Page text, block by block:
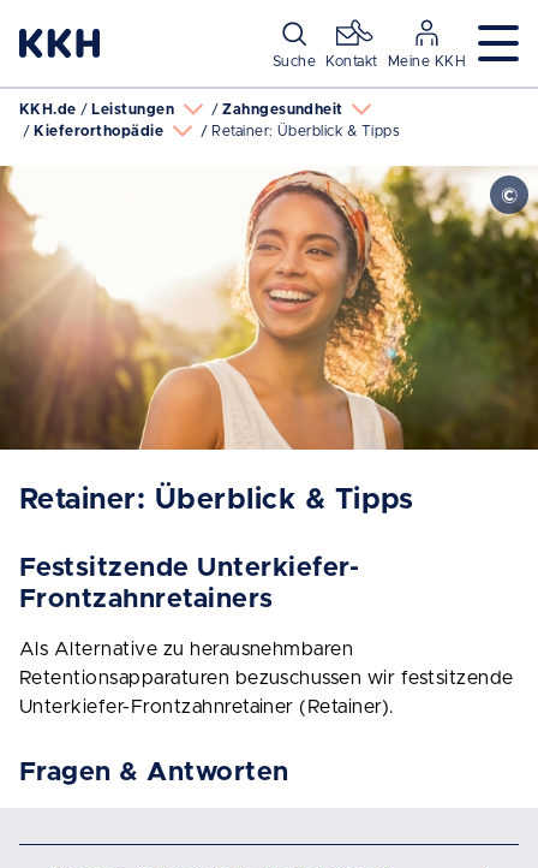
Suche Kontakt Meine KKH
KKH.de Leistungen
Zahngesundheit
Kieferorthopädie
Retainer: Überblick & Tipps
Retainer: Überblick & Tipps
Festsitzende Unterkiefer-
Frontzahnretainers
Als Alternative zu herausnehmbaren
Retentionsapparaturen bezuschussen wir festsitzende
Unterkiefer-Frontzahnretainer (Retainer).
Fragen & Antworten